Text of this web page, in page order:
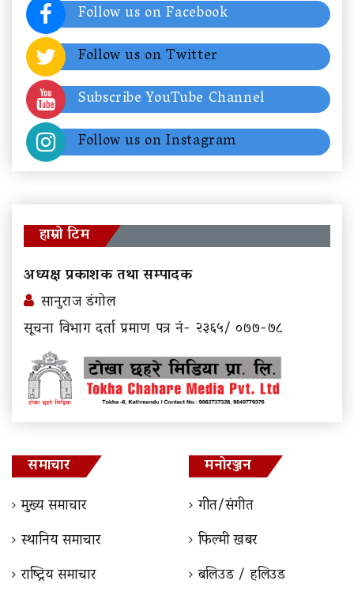
Follow us on Facebook
Follow us on Twitter
Subscribe YouTube Channel
Follow us on Instagram
हाम्रो टिम
अध्यक्ष प्रकाशक तथा सम्पादक
सानुराज डंगोल
सूचना विभाग दर्ता प्रमाण पत्र नं- २३६५/ ०७७-७८
समाचार
मुख्य समाचार
स्थानिय समाचार
राष्ट्रिय समाचार
मनोरञ्जन
गीत/संगीत
फिल्मी खबर
बलिउड / हलिउड